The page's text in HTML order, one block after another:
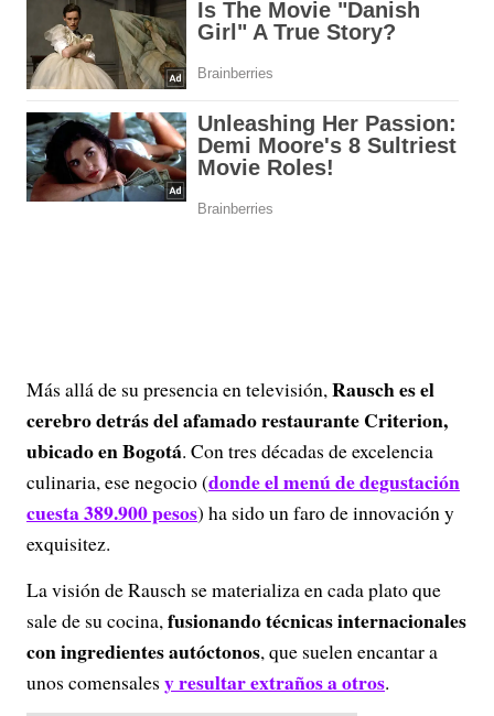
Más allá de su presencia en televisión,Rausch es el
cerebro detrás del afamado restaurante Criterion,
ubicado en Bogotá. Con tres décadas de excelencia
culinaria, ese negocio (donde el menú de degustación
cuesta 389.900 pesos) ha sido un faro de innovación y
exquisitez.
La visión de Rausch se materializa en cada plato que
sale de su cocina,fusionando técnicas internacionales
con ingredientes autóctonos, que suelen encantar a
unos comensales y resultar extraños a otros.